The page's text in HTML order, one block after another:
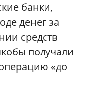
банки,
денег за
средств
получали
«до